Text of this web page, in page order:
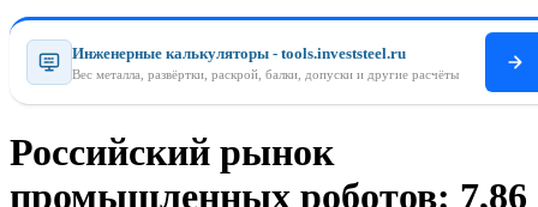
Инженерные калькуляторы - tools.investsteel.ru
Вес металла, развёртки, раскрой, балки, допуски и другие расчёты
Российский рынок
промышленных роботов: 7,86